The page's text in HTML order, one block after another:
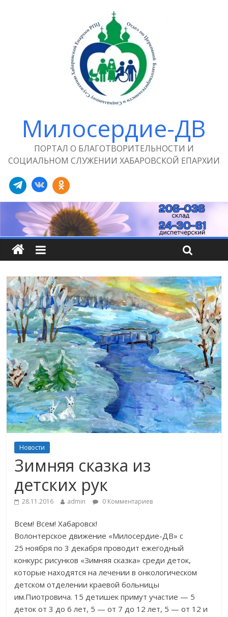
Милосердие-ДВ
ПОРТАЛ О БЛАГОТВОРИТЕЛЬНОСТИ И
СОЦИАЛЬНОМ СЛУЖЕНИИ ХАБАРОВСКОЙ ЕПАРХИИ
Новости
Зимняя сказка из
детских рук
28.11.2016 admin 0 Комментариев
Всем! Всем! Хабаровск!
Волонтерское движение «Милосердие-ДВ» с
25 ноября по 3 декабря проводит ежегодный
конкурс рисунков «Зимняя сказка» среди деток,
которые находятся на лечении в онкологическом
детском отделении краевой больницы
им.Пиотровича. 15 детишек примут участие — 5
деток от 3 до 6 лет, 5 — от 7 до 12 лет, 5 — от 12 и